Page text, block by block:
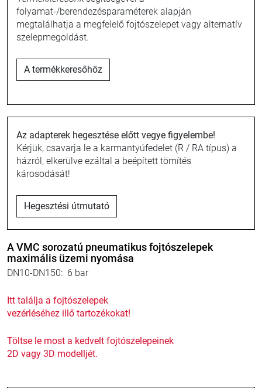
folyamat-/berendezésparaméterek alapján
megtalálhatja a megfelelő fojtószelepet vagy alternatív
szelepmegoldást.
A termékkeresőhöz
Az adapterek hegesztése előtt vegye figyelembe!
Kérjük, csavarja le a karmantyúfedelet (R / RA típus) a
házról, elkerülve ezáltal a beépített tömítés
károsodását!
Hegesztési útmutató
A VMC sorozatú pneumatikus fojtószelepek
maximális üzemi nyomása
DN10-DN150: 6 bar
Itt találja a fojtószelepek
vezérléséhez illő tartozékokat!
Töltse le most a kedvelt fojtószelepeinek
2D vagy 3D modelljét.